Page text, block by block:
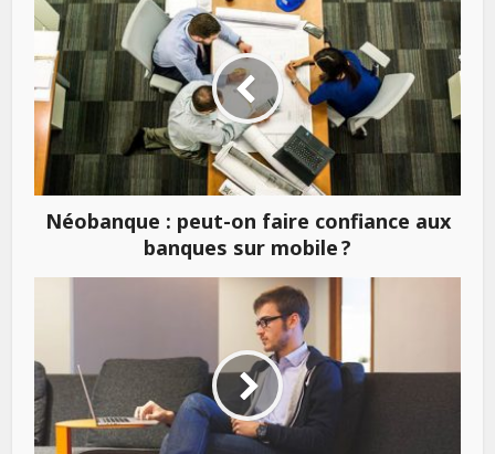
Néobanque : peut-on faire confiance aux
banques sur mobile ?